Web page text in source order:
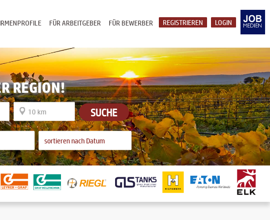
LOGIN
REGISTRIEREN
FÜR BEWERBER
FÜR ARBEITGEBER
REGION!
SUCHE